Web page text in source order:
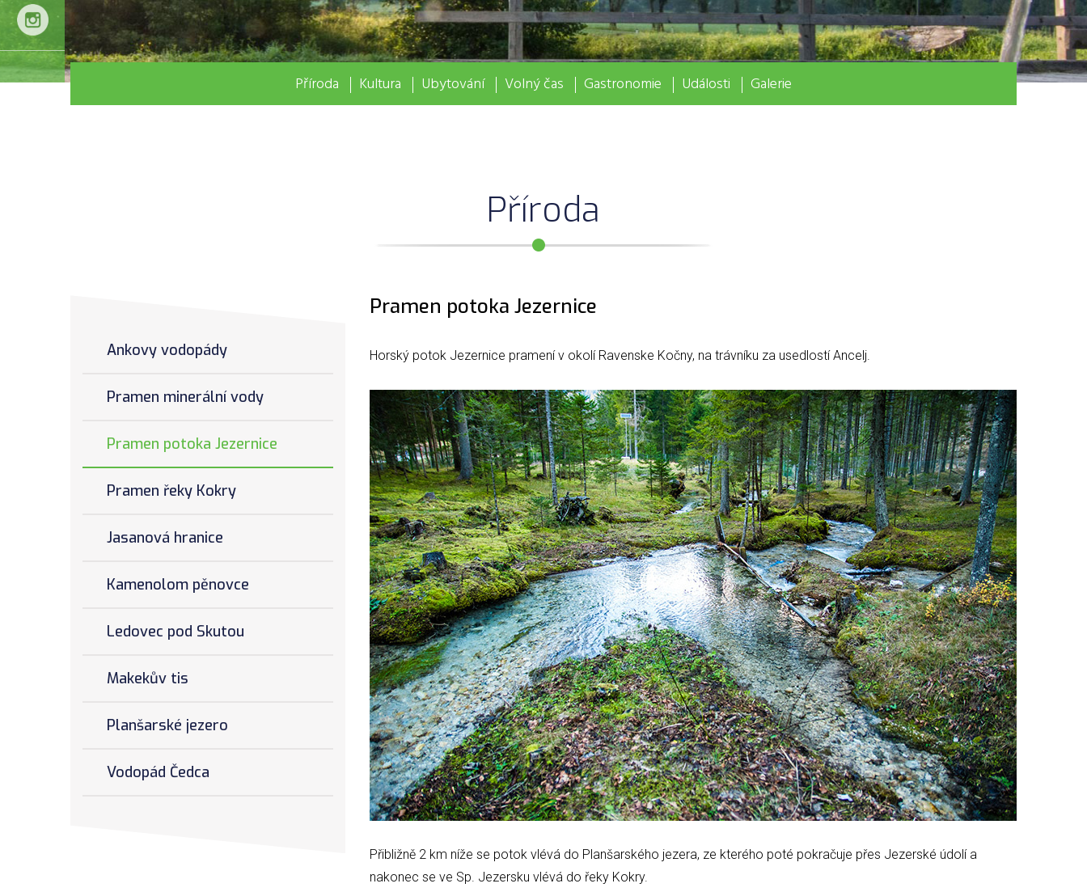
Příroda Kultura Ubytování Volný čas Gastronomie Události Galerie
Příroda
Pramen potoka Jezernice
Horský potok Jezernice pramení v okolí Ravenske Kočny, na trávníku za usedlostí Ancelj.
Přibližně 2 km níže se potok vlévá do Planšarského jezera, ze kterého poté pokračuje přes Jezerské údolí a
nakonec se ve Sp. Jezersku vlévá do řeky Kokry.
Ankovy vodopády
Pramen minerální vody
Pramen potoka Jezernice
Pramen řeky Kokry
Jasanová hranice
Kamenolom pěnovce
Ledovec pod Skutou
Makekův tis
Planšarské jezero
Vodopád Čedca